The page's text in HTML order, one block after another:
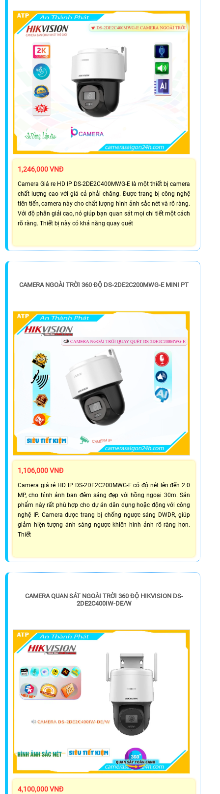
1,246,000 VNĐ
Camera Giá re HD IP DS-2DE2C400MWG-E là một thiết bị camera
chất lượng cao với giá cả phải chăng. Được trang bị công nghệ
tiên tiến, camera này cho chất lượng hình ảnh sắc nét và rõ ràng.
Với độ phân giải cao, nó giúp bạn quan sát mọi chi tiết một cách
rõ ràng. Thiết bị này có khả năng quay quét
CAMERA NGOÀI TRỜI 360 ĐỘ DS-2DE2C200MWG-E MINI PT
1,106,000 VNĐ
Camera giá rẻ HD IP DS-2DE2C200MWG-E có độ nét lên đến 2.0
MP, cho hình ảnh ban đêm sáng đẹp với hồng ngoại 30m. Sản
phẩm này rất phù hợp cho dự án dân dụng hoặc động với công
nghệ IP. Camera được trang bị chống ngược sáng DWDR, giúp
giảm hiện tượng ánh sáng ngược khiên hình ảnh rõ ràng hơn.
Thiết
CAMERA QUAN SÁT NGOÀI TRỜI 360 ĐỘ HIKVISION DS-
2DE2C400IW-DE/W
4,100,000 VNĐ